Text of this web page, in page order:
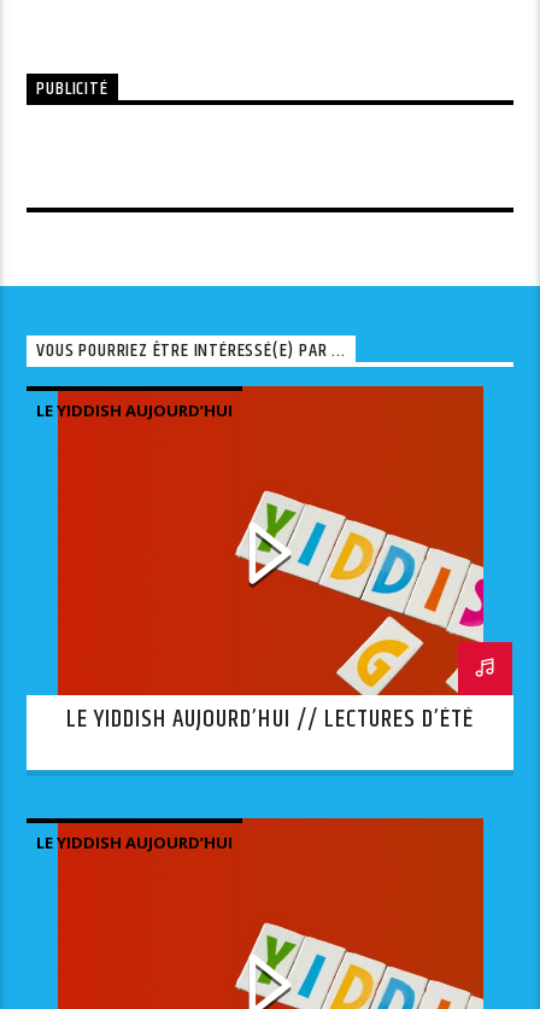
PUBLICITÉ
VOUS POURRIEZ ÊTRE INTÉRESSÉ(E) PAR ...
LE YIDDISH AUJOURD’HUI
LE YIDDISH AUJOURD’HUI // LECTURES D’ÉTÉ
LE YIDDISH AUJOURD’HUI